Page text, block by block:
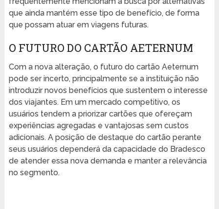
que ainda mantém esse tipo de benefício, de forma
que possam atuar em viagens futuras.
O FUTURO DO CARTÃO AETERNUM
Com a nova alteração, o futuro do cartão Aeternum
pode ser incerto, principalmente se a instituição não
introduzir novos benefícios que sustentem o interesse
dos viajantes. Em um mercado competitivo, os
usuários tendem a priorizar cartões que ofereçam
experiências agregadas e vantajosas sem custos
adicionais. A posição de destaque do cartão perante
seus usuários dependerá da capacidade do Bradesco
de atender essa nova demanda e manter a relevância
no segmento.